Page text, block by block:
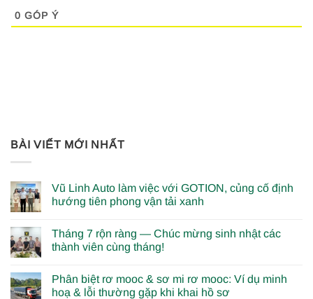
0 GÓP Ý
BÀI VIẾT MỚI NHẤT
Vũ Linh Auto làm việc với GOTION, củng cố định
hướng tiên phong vận tải xanh
Tháng 7 rộn ràng — Chúc mừng sinh nhật các
thành viên cùng tháng!
Phân biệt rơ mooc & sơ mi rơ mooc: Ví dụ minh
hoạ & lỗi thường gặp khi khai hồ sơ